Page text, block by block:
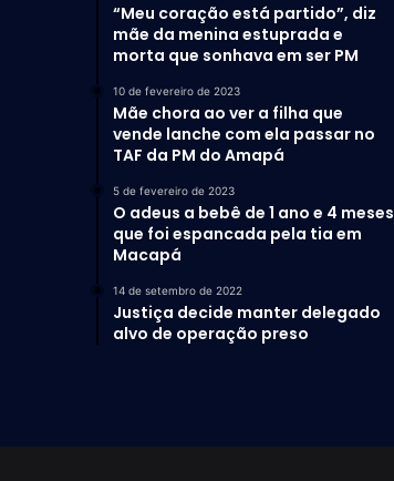
“Meu coração está partido”, diz
mãe da menina estuprada e
morta que sonhava em ser PM
10 de fevereiro de 2023
Mãe chora ao ver a filha que
vende lanche com ela passar no
TAF da PM do Amapá
5 de fevereiro de 2023
O adeus a bebê de 1 ano e 4 meses
que foi espancada pela tia em
Macapá
14 de setembro de 2022
Justiça decide manter delegado
alvo de operação preso